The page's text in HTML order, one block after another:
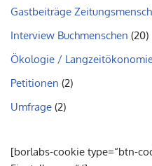
Gastbeiträge
Interview Buchmenschen (20)
Ökologie /
Petitionen (2)
Umfrage (2)
[borlabs-cookie type=“btn-